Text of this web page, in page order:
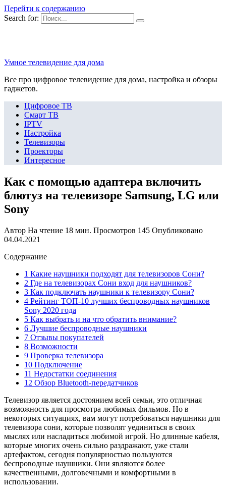
Перейти к содержанию
Search for:
Умное телевидение для дома
Все про цифровое телевидение для дома, настройка и обзоры
гаджетов.
Цифровое ТВ
Смарт ТВ
IPTV
Настройка
Телевизоры
Проекторы
Интересное
Как с помощью адаптера включить
блютуз на телевизоре Samsung, LG или
Sony
Автор На чтение 18 мин. Просмотров 145 Опубликовано
04.04.2021
Содержание
1 Какие наушники подходят для телевизоров Сони?
2 Где на телевизорах Сони вход для наушников?
3 Как подключать наушники к телевизору Сони?
4 Рейтинг ТОП-10 лучших беспроводных наушников
Sony 2020 года
5 Как выбрать и на что обратить внимание?
6 Лучшие беспроводные наушники
7 Отзывы покупателей
8 Возможности
9 Проверка телевизора
10 Подключение
11 Недостатки соединения
12 Обзор Bluetooth-передатчиков
Телевизор является достоянием всей семьи, это отличная
возможность для просмотра любимых фильмов. Но в
некоторых ситуациях, вам могут потребоваться наушники для
телевизора сони, которые позволят уединиться в своих
мыслях или насладиться любимой игрой. Но длинные кабеля,
которые многих очень сильно раздражают, уже стали
артефактом, сегодня популярностью пользуются
беспроводные наушники. Они являются более
качественными, долговечными и комфортными в
использовании.